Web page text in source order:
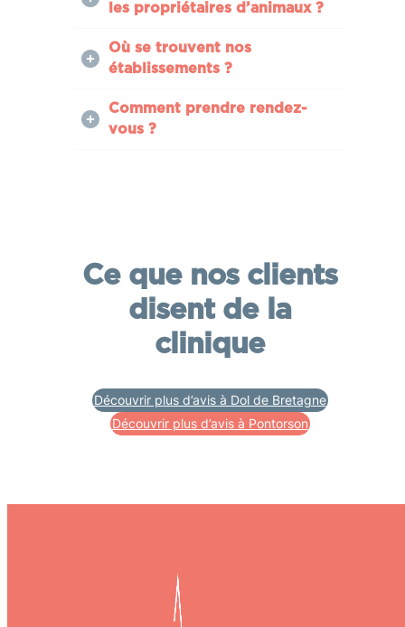
les propriétaires d’animaux ?
Où se trouvent nos
établissements ?
Comment prendre rendez-
vous ?
Ce que nos clients
disent de la
clinique
Découvrir plus d’avis à Dol de Bretagne
Découvrir plus d’avis à Pontorson